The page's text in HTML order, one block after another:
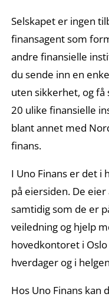
Selskapet er ingen
finansagent som
andre finansielle
du sende inn en
uten sikkerhet, og
20 ulike finansielle
blant annet med
finans.
I Uno Finans er det i
på eiersiden. De
samtidig som de er
veiledning og hjelp
hovedkontoret i
hverdager og i
Hos Uno Finans kan